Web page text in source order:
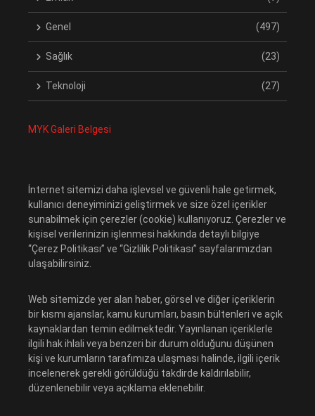
Genel (497)
Sağlık (23)
Teknoloji (27)
MYK Galeri Belgesi
İnternet sitemizi daha işlevsel ve güvenli hale getirmek,
kullanıcı deneyiminizi geliştirmek ve size özel içerikler
sunabilmek için çerezler (cookie) kullanıyoruz. Çerezler ve
kişisel verilerinizin işlenmesi hakkında detaylı bilgiye
“Çerez Politikası” ve “Gizlilik Politikası” sayfalarımızdan
ulaşabilirsiniz.
Web sitemizde yer alan haber, görsel ve diğer içeriklerin
bir kısmı ajanslar, kamu kurumları, basın bültenleri ve açık
kaynaklardan temin edilmektedir. Yayınlanan içeriklerle
ilgili hak ihlali veya benzeri bir durum olduğunu düşünen
kişi ve kurumların tarafımıza ulaşması halinde, ilgili içerik
incelenerek gerekli görüldüğü takdirde kaldırılabilir,
düzenlenebilir veya açıklama eklenebilir.